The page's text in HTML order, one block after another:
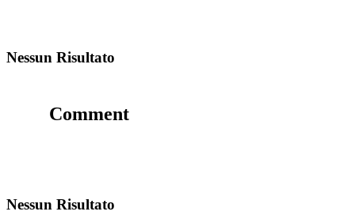
Nessun Risultato
Comment
Nessun Risultato